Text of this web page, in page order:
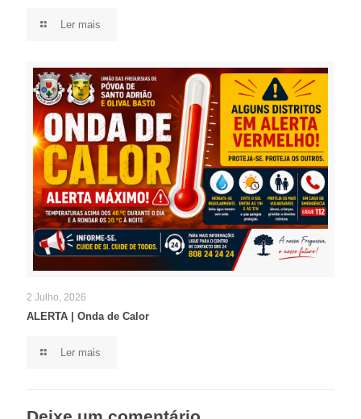
Ler mais
2 Julho, 2026
ALERTA | Onda de Calor
Ler mais